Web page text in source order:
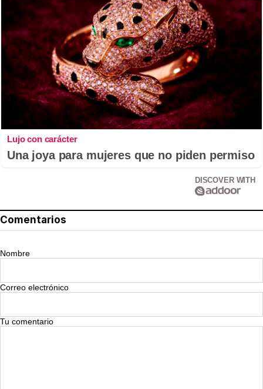
Lujo con carácter
Una joya para mujeres que no piden permiso
DISCOVER WITH
Comentarios
Nombre
Correo electrónico
Tu comentario